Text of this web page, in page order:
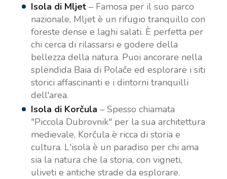
Isola di Mljet– Famosa per il suo parco
nazionale, Mljet è un rifugio tranquillo con
foreste dense e laghi salati. È perfetta per
chi cerca di rilassarsi e godere della
bellezza della natura. Puoi ancorare nella
splendida Baia di Polače ed esplorare i siti
storici affascinanti e i dintorni tranquilli
dell'area.
Isola di Korčula – Spesso chiamata
"Piccola Dubrovnik" per la sua architettura
medievale, Korčula è ricca di storia e
cultura. L'isola è un paradiso per chi ama
sia la natura che la storia, con vigneti,
uliveti e antiche strade da esplorare.